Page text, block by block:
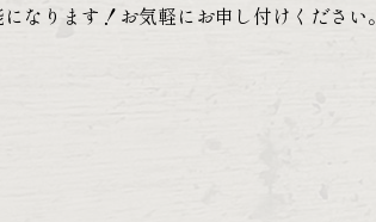
なります！お気軽にお申し付けください。